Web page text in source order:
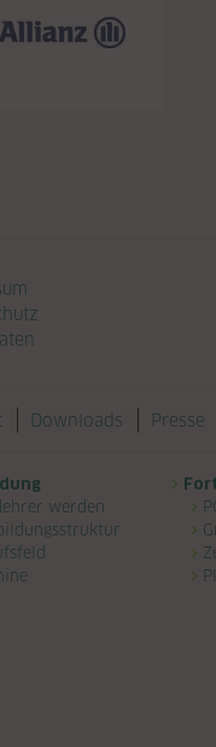
überspringen
überspringen
Downloads Presse
überspringen
werden